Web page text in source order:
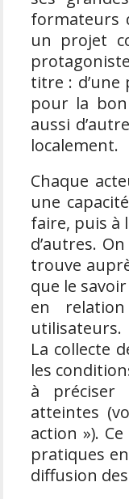
formateurs
un projet
titre :
pour la
aussi
localement.
Chaque
une
faire, puis à
d’autres.
trouve
que le
en
utilisateurs.
La collecte
les
à préciser
atteintes
action »).
pratiques
diffusion